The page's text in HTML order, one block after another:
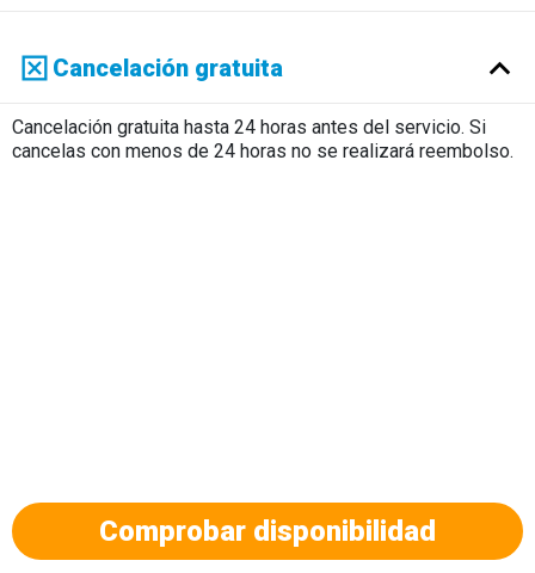
РусскийCancelación gratuita
Cancelación gratuita hasta 24 horas antes del servicio. Si
cancelas con menos de 24 horas no se realizará reembolso.
Comprobar disponibilidad